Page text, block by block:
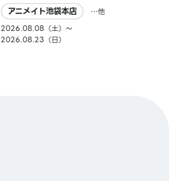
アニメイト池袋本店
…他
2026.08.08（土）〜
2026.08.23（日）